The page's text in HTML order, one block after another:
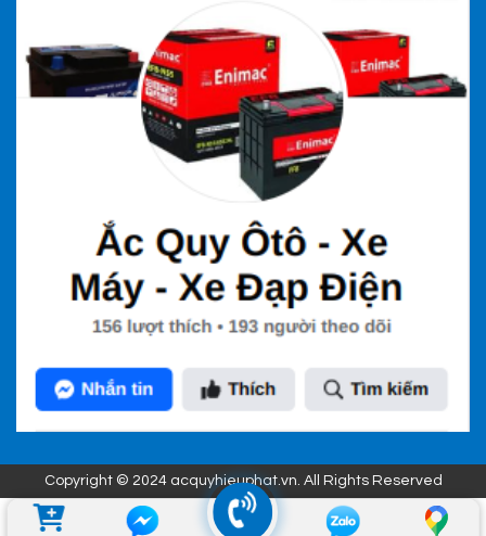
Copyright © 2024 acquyhieuphat.vn. All Rights Reserved